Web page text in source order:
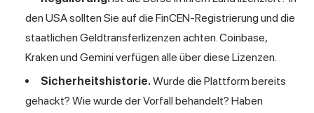
den USA sollten Sie auf die FinCEN-Registrierung und die
staatlichen Geldtransferlizenzen achten. Coinbase,
Kraken und Gemini verfügen alle über diese Lizenzen.
Sicherheitshistorie.Wurde die Plattform bereits
gehackt? Wie wurde der Vorfall behandelt? Haben